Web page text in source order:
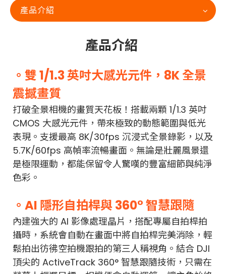
產品介紹
產品介紹
。雙 1/1.3 英吋大感光元件，8K 全景
震撼畫質
打破全景相機的畫質天花板！搭載兩顆 1/1.3 英吋
CMOS 大感光元件，帶來極致的動態範圍與低光
表現。支援最高 8K/30fps 沉浸式全景錄影，以及
5.7K/60fps 高幀率流暢畫面。無論是壯麗風景還
是極限運動，都能保留令人驚嘆的豐富細節與純淨
色彩。
。AI 隱形自拍桿與 360° 智慧跟隨
內建強大的 AI 影像處理晶片，搭配專屬自拍桿拍
攝時，系統會自動在畫面中將自拍桿完美消除，輕
鬆拍出彷彿空拍機跟拍的第三人稱視角。結合 DJI
頂尖的 ActiveTrack 360° 智慧跟隨技術，只需在